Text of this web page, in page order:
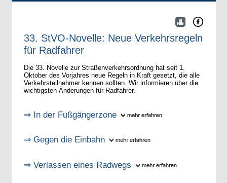
33. StVO-Novelle: Neue Verkehrsregeln
für Radfahrer
Die 33. Novelle zur Straßenverkehrsordnung hat seit 1.
Oktober des Vorjahres neue Regeln in Kraft gesetzt, die alle
Verkehrsteilnehmer kennen sollten. Wir informieren über die
wichtigsten Änderungen für Radfahrer.
⇒ In der Fußgängerzone
⇒ Gegen die Einbahn
⇒ Verlassen eines Radwegs